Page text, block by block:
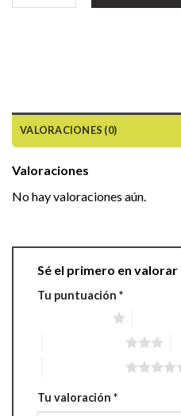
VALORACIONES (0)
Valoraciones
No hay valoraciones aún.
Sé el primero en valorar
Tu puntuación *
Tu valoración *